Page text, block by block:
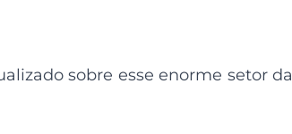
sobre esse enorme setor da